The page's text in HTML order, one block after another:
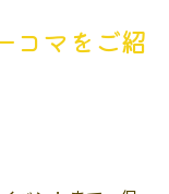
コマをご紹